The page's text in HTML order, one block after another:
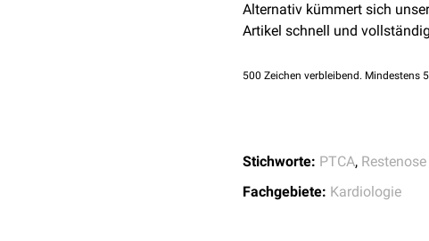
Alternativ kümmert sich
Artikel schnell und
500 Zeichen verbleibend. Mindestens
Stichworte: PTCA, Restenose
Fachgebiete: Kardiologie